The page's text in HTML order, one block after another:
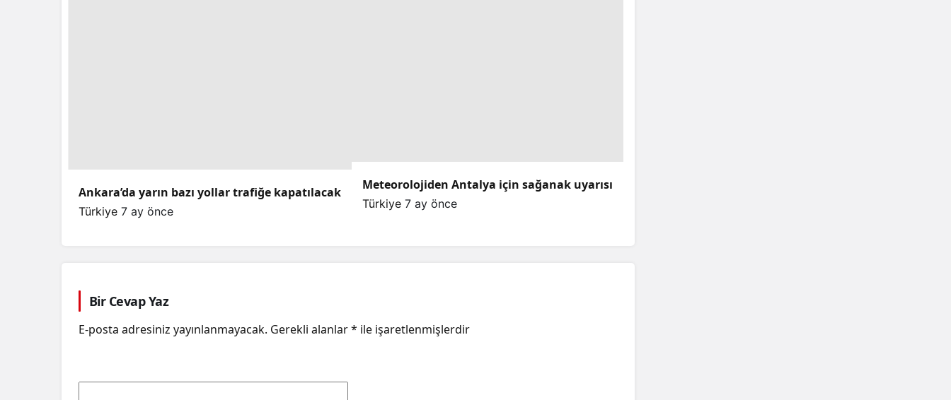
Ankara’da yarın bazı yollar trafiğe kapatılacak
Türkiye 7 ay önce
Meteorolojiden Antalya için sağanak uyarısı
Türkiye 7 ay önce
Bir Cevap Yaz
E-posta adresiniz yayınlanmayacak. Gerekli alanlar* ile işaretlenmişlerdir